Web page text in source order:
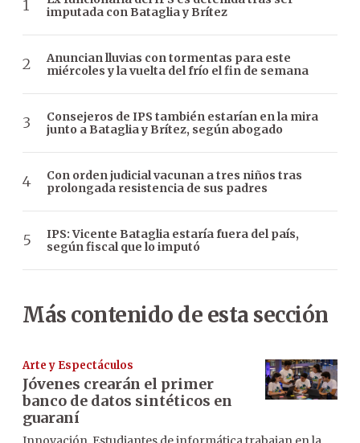
imputada con Bataglia y Brítez
Anuncian lluvias con tormentas para este
miércoles y la vuelta del frío el fin de semana
Consejeros de IPS también estarían en la mira
junto a Bataglia y Brítez, según abogado
Con orden judicial vacunan a tres niños tras
prolongada resistencia de sus padres
IPS: Vicente Bataglia estaría fuera del país,
según fiscal que lo imputó
Más contenido de esta sección
Arte y Espectáculos
Jóvenes crearán el primer
banco de datos sintéticos en
guaraní